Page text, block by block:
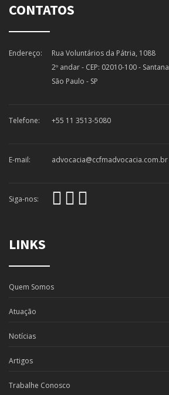
CONTATOS
Endereço:
Rua Voluntários da Pátria, 1088
2º andar - CEP: 02010-100 - Santana
São Paulo - SP
Telefone: +55 11 3513-5080
E-mail: advocacia@ccfmadvocacia.com.br
Siga-nos:
LINKS
Quem Somos
Atuação
Notícias
Artigos
Trabalhe Conosco